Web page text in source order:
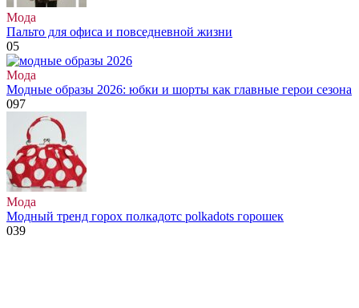
Мода
Пальто для офиса и повседневной жизни
05
Мода
Модные образы 2026: юбки и шорты как главные герои сезона
097
Мода
Модный тренд горох полкадотс polkadots горошек
039